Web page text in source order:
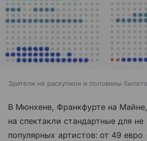
Зрители не раскупили и половины
В Мюнхене, Франкфурте на
на спектакли стандартные для
популярных артистов: от 49